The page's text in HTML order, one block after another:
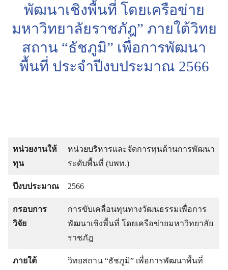
พัฒนาเชิงพื้นที่ โดยเครือข่าย
มหาวิทยาลัยราชภัฎ” ภายใต้วิทย
สถาน “ธัชภูมิ” เพื่อการพัฒนา
พื้นที่ ประจำปีงบประมาณ 2566
หน่วยงานให้
ทุน
หน่วยบริหารและจัดการทุนด้านการพัฒนา
ระดับพื้นที่ (บพท.)
ปีงบประมาณ 2566
กรอบการ
วิจัย
การขับเคลื่อนทุนทางวัฒนธรรมเพื่อการ
พัฒนาเชิงพื้นที่ โดยเครือข่ายมหาวิทยาลัย
ราชภัฎ
ภายใต้
วิทยสถาน “ธัชภูมิ” เพื่อการพัฒนาพื้นที่